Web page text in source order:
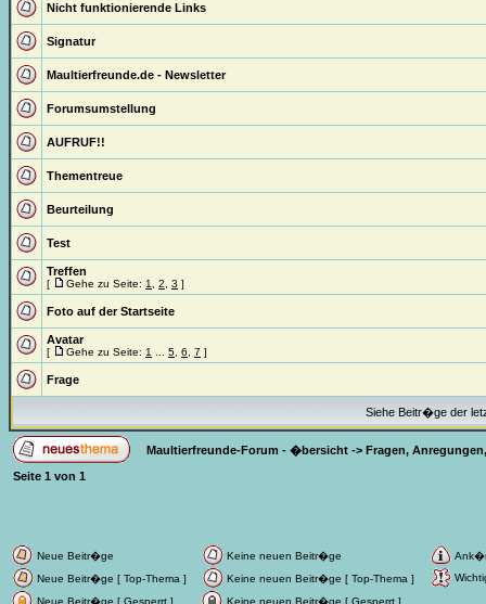
Nicht funktionierende Links
Signatur
Maultierfreunde.de - Newsletter
Forumsumstellung
AUFRUF!!
Thementreue
Beurteilung
Test
Treffen
[ Gehe zu Seite: 1 2 3 ]
Foto auf der Startseite
Avatar
[ Gehe zu Seite: 1 5 6 7 ]
Frage
Siehe Beitr�ge der
Maultierfreunde-Forum - �bersicht -> Fragen,
Seite 1 von 1
Neue Beitr�ge Keine neuen Beitr�ge
Neue Beitr�ge [ Top-Thema ]
Keine neuen Beitr�ge [ Top-Thema ]
Neue Beitr�ge [ Gesperrt ]
Keine neuen Beitr�ge [ Gesperrt ]